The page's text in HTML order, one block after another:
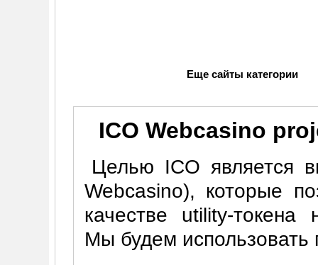
Еще сайты категории
ICO Webcasino
Целью ICO является
Webcasino), которые
качестве utility-
Мы будем использовать